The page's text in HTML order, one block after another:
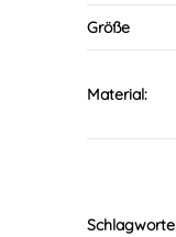
Größe
Material:
Schlagworte